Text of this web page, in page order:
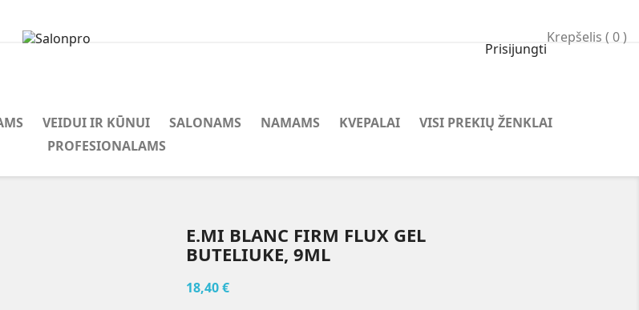
Prisijungti
Krepšelis ( 0 )
VEIDUI IR KŪNUI SALONAMS NAMAMS KVEPALAI
VISI PREKIŲ ŽENKLAI
PROFESIONALAMS
E.MI BLANC FIRM FLUX GEL
BUTELIUKE, 9ML
18,40 €